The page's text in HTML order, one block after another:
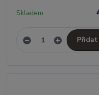
Skladem